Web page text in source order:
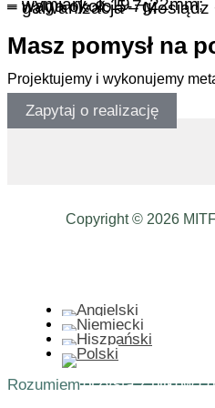
– wymiary, ø 19 – 22mm;
– waga około 5-7g;
– galwanizacja – Mosiądz
Masz pomysł na
Projektujemy i wykonujemy
Zapytaj o realizację
Copyright © 2026
Ta strona korzysta z plików
Rozumiem